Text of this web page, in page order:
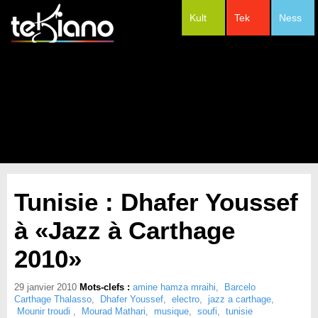
Ness
Tek
Kult
Tunisie : Dhafer Youssef
à «Jazz à Carthage
2010»
29 janvier 2010 Mots-clefs : amine hamza mraihi,
Barcelo
Carthage Thalasso, Dhafer Youssef, electro, jazz a carthage,
Mounir troudi , Mourad Mathari, musique, soufi, tunisie